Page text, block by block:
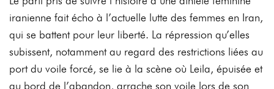
iranienne fait écho à l’actuelle lutte des femmes en Iran,
qui se battent pour leur liberté. La répression qu’elles
subissent, notamment au regard des restrictions liées au
port du voile forcé, se lie à la scène où Leila, épuisée et
au bord de l’abandon, arrache son voile lors de son